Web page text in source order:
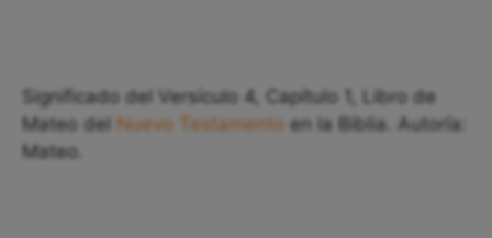
Significado del Versículo 4, Capítulo 1, Libro de
Mateo del Nuevo Testamento en la Biblia. Autoría:
Mateo.